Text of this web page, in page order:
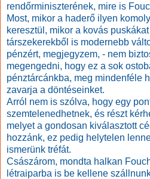
rendőrminiszterének, mire is
Most, mikor a haderő ilyen
keresztül, mikor a kovás
társzekerekből is modernebb
pénzért, megjegyzem, - nem
megengedni, hogy ez a sok
pénztárcánkba, meg mindenféle
zavarja a döntéseinket.
Arról nem is szólva, hogy egy
szemtelenedhetnek, és részt
melyet a gondosan kiválasztott
hozzánk, ez pedig helytelen
ismerünk tréfát.
Császárom, mondta halkan
létraiparba is be kellene